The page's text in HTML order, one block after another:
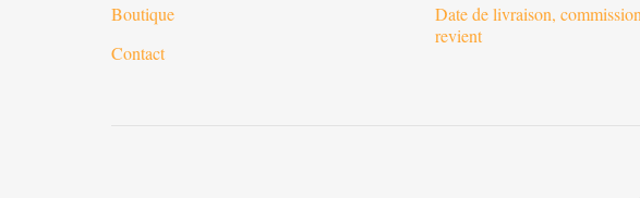
Boutique
Contact
Date de livraison,
revient